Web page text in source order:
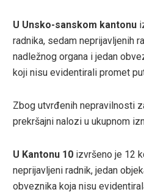
U Unsko-sanskom kantonu
radnika, sedam neprijavljenih
nadležnog organa i jedan
koji nisu evidentirali promet
Zbog utvrđenih nepravilnosti
prekršajni nalozi u ukupnom
U Kantonu 10 izvršeno je 12
neprijavljeni radnik, jedan
obveznika koja nisu